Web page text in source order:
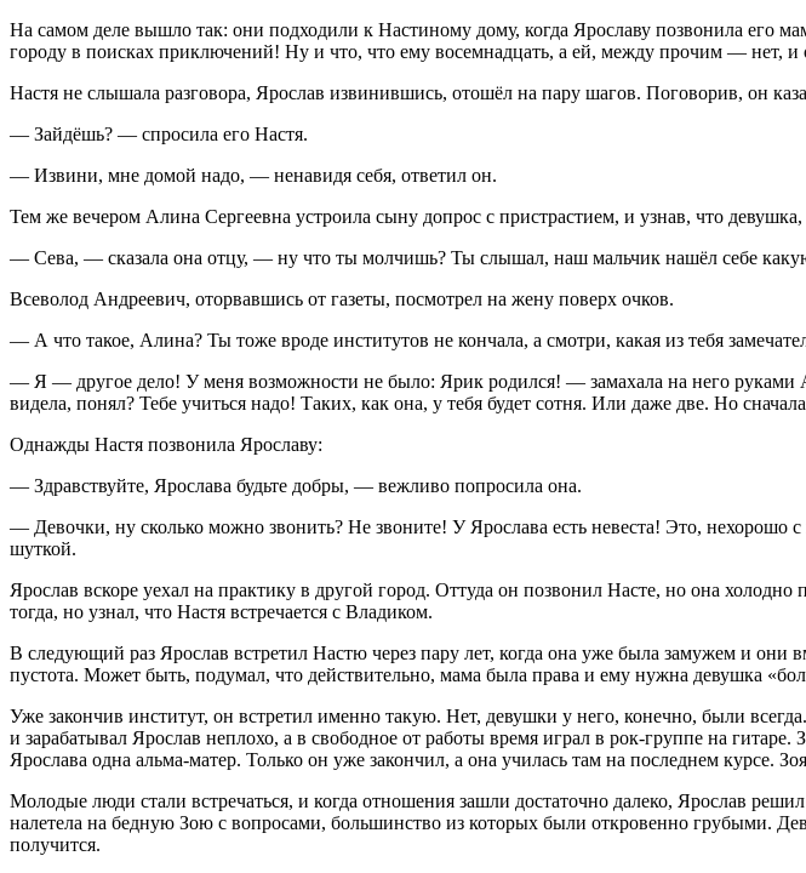
На самом деле вышло так: они подходили к Настиному дому, когда Ярославу позвонила его
городу в поисках приключений! Ну и что, что ему восемнадцать, а ей, между прочим — нет, и
Настя не слышала разговора, Ярослав извинившись, отошёл на пару шагов. Поговорив, он
— Зайдёшь? — спросила его Настя.
— Извини, мне домой надо, — ненавидя себя, ответил он.
Тем же вечером Алина Сергеевна устроила сыну допрос с пристрастием, и узнав, что
— Сева, — сказала она отцу, — ну что ты молчишь? Ты слышал, наш мальчик нашёл себе
Всеволод Андреевич, оторвавшись от газеты, посмотрел на жену поверх очков.
— А что такое, Алина? Ты тоже вроде институтов не кончала, а смотри, какая из тебя
— Я — другое дело! У меня возможности не было: Ярик родился! — замахала на него
видела, понял? Тебе учиться надо! Таких, как она, у тебя будет сотня. Или даже две. Но
Однажды Настя позвонила Ярославу:
— Здравствуйте, Ярослава будьте добры, — вежливо попросила она.
— Девочки, ну сколько можно звонить? Не звоните! У Ярослава есть невеста! Это,
шуткой.
Ярослав вскоре уехал на практику в другой город. Оттуда он позвонил Насте, но она
тогда, но узнал, что Настя встречается с Владиком.
В следующий раз Ярослав встретил Настю через пару лет, когда она уже была замужем и
пустота. Может быть, подумал, что действительно, мама была права и ему нужна девушка
Уже закончив институт, он встретил именно такую. Нет, девушки у него, конечно, были
и зарабатывал Ярослав неплохо, а в свободное от работы время играл в рок-группе на
Ярослава одна альма-матер. Только он уже закончил, а она училась там на последнем курсе.
Молодые люди стали встречаться, и когда отношения зашли достаточно далеко, Ярослав
налетела на бедную Зою с вопросами, большинство из которых были откровенно грубыми.
получится.